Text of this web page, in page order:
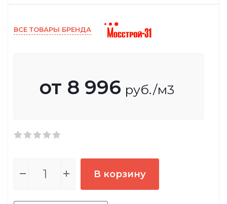
ВСЕ ТОВАРЫ БРЕНДА
от 8 996 руб./м3
В корзину